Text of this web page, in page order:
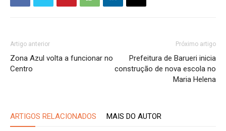
Artigo anterior
Zona Azul volta a funcionar no
Centro
Próximo artigo
Prefeitura de Barueri inicia
construção de nova escola no
Maria Helena
ARTIGOS RELACIONADOS MAIS DO AUTOR